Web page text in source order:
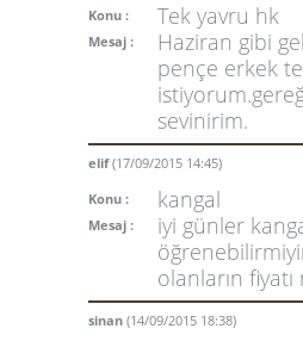
Konu :
Tek yavru hk
Mesaj :
Haziran gibi
pençe erkek
sevinirim.
elif(17/09/2015 14:45)
Konu :
kangal
Mesaj :
iyi günler
olanların
sinan (14/09/2015 18:38)